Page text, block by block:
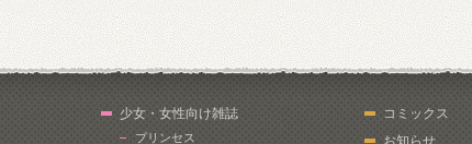
少女・女性向け雑誌
プリンセス
コミックス
お知らせ